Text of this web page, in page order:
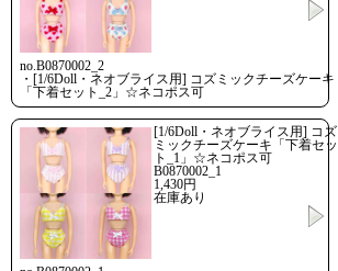
no.B0870002_2
・[1/6Doll・ネオブライス用] コズミックチーズケーキ
「下着セット_2」☆ネコポス可
[1/6Doll・ネオブライス用] コズ
ミックチーズケーキ「下着セッ
ト_1」☆ネコポス可
B0870002_1
1,430円
在庫あり